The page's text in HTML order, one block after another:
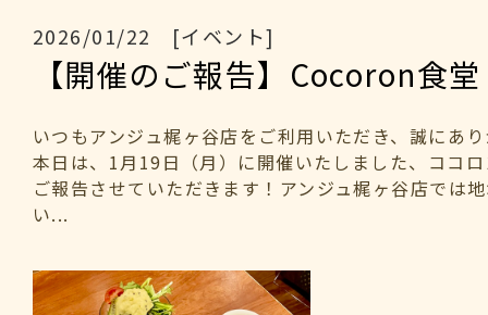
2026/01/22 [イベント]
【開催のご報告】Cocoron食堂
いつもアンジュ梶ヶ谷店をご利用いただき、誠にあ
本日は、1月19日（月）に開催いたしました、ココ
ご報告させていただきます！アンジュ梶ヶ谷店では
い...